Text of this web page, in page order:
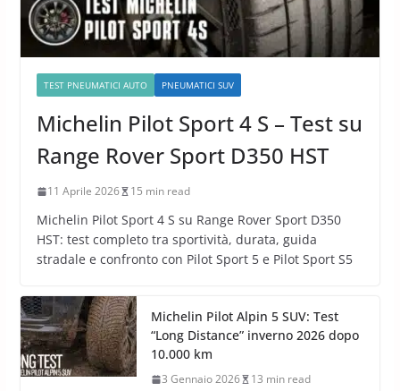
TEST PNEUMATICI AUTO PNEUMATICI SUV
Michelin Pilot Sport 4 S – Test su
Range Rover Sport D350 HST
11 Aprile 2026 15 min read
Michelin Pilot Sport 4 S su Range Rover Sport D350
HST: test completo tra sportività, durata, guida
stradale e confronto con Pilot Sport 5 e Pilot Sport S5
Michelin Pilot Alpin 5 SUV: Test
“Long Distance” inverno 2026 dopo
10.000 km
3 Gennaio 2026 13 min read